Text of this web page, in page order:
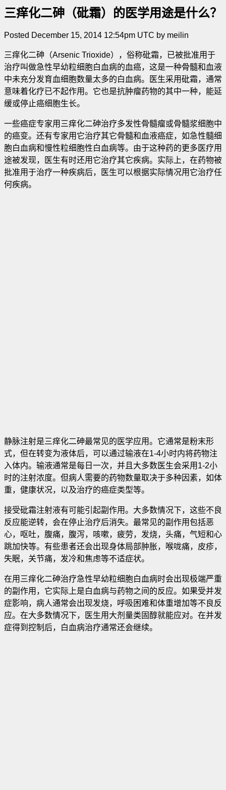
三痒化二砷（砒霜）的医学用途是什么？
Posted December 15, 2014 12:54pm UTC by meilin
三痒化二砷（Arsenic Trioxide），俗称砒霜，已被批准用于
治疗叫做急性早幼粒细胞白血病的血癌，这是一种骨髓和血液
中未充分发育血细胞数量太多的白血病。医生采用砒霜，通常
意味着化疗已不起作用。它也是抗肿瘤药物的其中一种，能延
缓或停止癌细胞生长。
一些癌症专家用三痒化二砷治疗多发性骨髓瘤或骨髓浆细胞中
的癌变。还有专家用它治疗其它骨髓和血液癌症，如急性髓细
胞白血病和慢性粒细胞性白血病等。由于这种药的更多医疗用
途被发现，医生有时还用它治疗其它疾病。实际上，在药物被
批准用于治疗一种疾病后，医生可以根据实际情况用它治疗任
何疾病。
静脉注射是三痒化二砷最常见的医学应用。它通常是粉末形
式，但在转变为液体后，可以通过输液在1-4小时内将药物注
入体内。输液通常是每日一次，并且大多数医生会采用1-2小
时的注射浓度。但病人需要的药物数量取决于多种因素，如体
重，健康状况，以及治疗的癌症类型等。
接受砒霜注射液有可能引起副作用。大多数情况下，这些不良
反应能逆转，会在停止治疗后消失。最常见的副作用包括恶
心，呕吐，腹痛，腹泻，咳嗽，疲劳，发烧，头痛，气短和心
跳加快等。有些患者还会出现身体局部肿胀，喉咙痛，皮疹，
失眠，关节痛，发冷和焦虑等不适症状。
在用三痒化二砷治疗急性早幼粒细胞白血病时会出现极端严重
的副作用，它实际上是白血病与药物之间的反应。如果受并发
症影响，病人通常会出现发烧，呼吸困难和体重增加等不良反
应。在大多数情况下，医生用大剂量类固醇就能应对。在并发
症得到控制后，白血病治疗通常还会继续。